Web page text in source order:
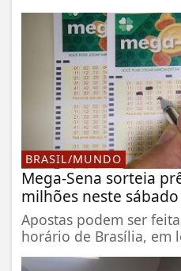
BRASIL/MUNDO
Mega-Sena sorteia
milhões neste sábado
Apostas podem ser
horário de Brasília, em